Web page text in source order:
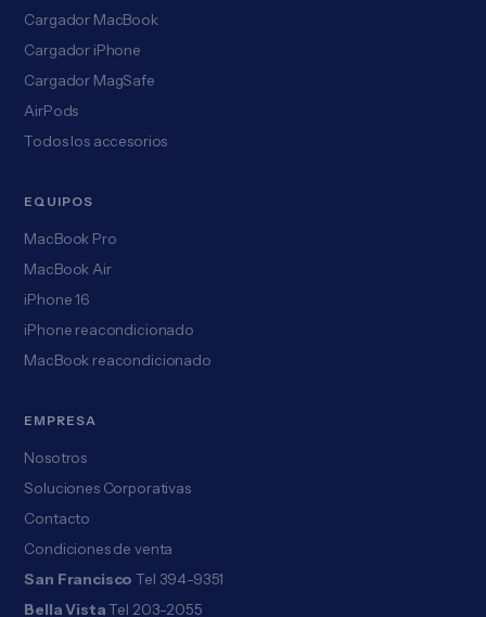
Cargador MacBook
Cargador iPhone
Cargador MagSafe
AirPods
Todos los accesorios
EQUIPOS
MacBook Pro
MacBook Air
iPhone 16
iPhone reacondicionado
MacBook reacondicionado
EMPRESA
Nosotros
Soluciones Corporativas
Contacto
Condiciones de venta
San Francisco Tel 394-9351
Bella Vista Tel 203-2055